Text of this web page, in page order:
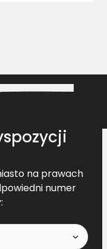
na prawach
numer